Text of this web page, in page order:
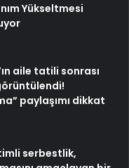
Yükseltmesi
aile tatili sonrası
paylaşımı dikkat
serbestlik,